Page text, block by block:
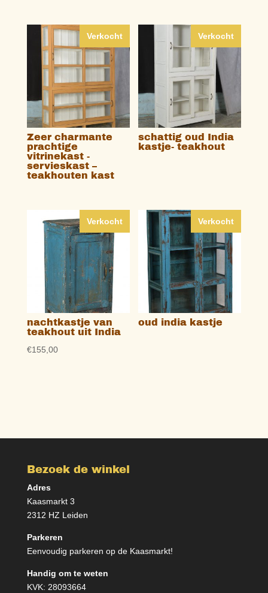
Verkocht
Zeer charmante
prachtige
vitrinekast -
servieskast –
teakhouten kast
Verkocht
schattig oud India
kastje- teakhout
Verkocht
nachtkastje van
teakhout uit India
€155,00
Verkocht
oud india kastje
Bezoek de winkel
Adres
Kaasmarkt 3
2312 HZ Leiden
Parkeren
Eenvoudig parkeren op de Kaasmarkt!
Handig om te weten
KVK: 28093664